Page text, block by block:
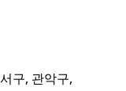
구, 관악구,